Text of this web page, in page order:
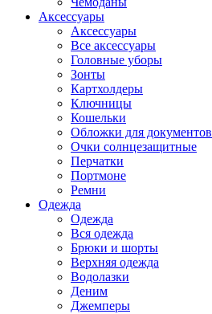
Аксессуары
Аксессуары
Все аксессуары
Головные уборы
Зонты
Картхолдеры
Ключницы
Кошельки
Обложки для документов
Очки солнцезащитные
Перчатки
Портмоне
Ремни
Одежда
Одежда
Вся одежда
Брюки и шорты
Верхняя одежда
Водолазки
Деним
Джемперы